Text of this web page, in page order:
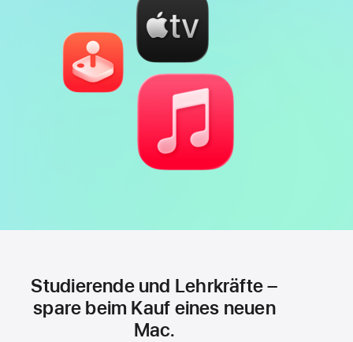
Studierende und Lehrkräfte –
spare beim Kauf eines neuen
Mac.